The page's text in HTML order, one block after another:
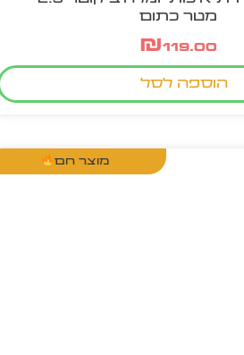
מטר כתום
₪119.00
הוספה לסל
מוצר חם